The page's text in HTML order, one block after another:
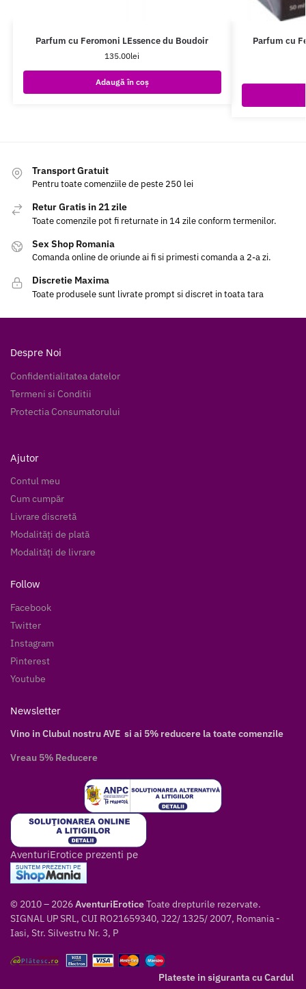
Parfum cu Feromoni LEssence du Boudoir
135.00lei
Adaugă în coș
Parfum cu
Transport Gratuit
Pentru toate comenziile de peste 250 lei
Retur Gratis in 21 zile
Toate comenzile pot fi returnate in 14 zile conform termenilor.
Sex Shop Romania
Comanda online de oriunde ai fi si primesti comanda a 2-a zi.
Discretie Maxima
Toate produsele sunt livrate prompt si discret in toata tara
Despre Noi
Confidentialitatea datelor
Termeni si Conditii
Protectia Consumatorului
Ajutor
Contul meu
Cum cumpăr
Livrare discretă
Modalități de plată
Modalități de livrare
Follow
Facebook
Twitter
Instagram
Pinterest
Youtube
Newsletter
Vino in Clubul nostru AVE si ai 5% reducere la toate comenzile
Vreau 5% Reducere
AventuriErotice prezenti pe
© 2010 – 2026AventuriEroticeToate drepturile rezervate.
SIGNAL UP SRL, CUI RO21659340, J22/ 1325/ 2007, Romania -
Iasi, Str. Silvestru Nr. 3, P
Plateste in siguranta cu Cardul